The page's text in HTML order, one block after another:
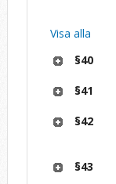
Visa alla
§40
§41
§42
§43